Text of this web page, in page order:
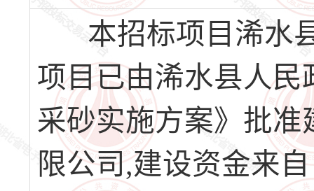
本招标项目浠水
项目已由浠水县人民
采砂实施方案》批
限公司,建设资金来